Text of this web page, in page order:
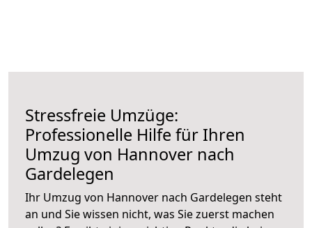
Stressfreie Umzüge:
Professionelle Hilfe für Ihren
Umzug von Hannover nach
Gardelegen
Ihr Umzug von Hannover nach Gardelegen steht
an und Sie wissen nicht, was Sie zuerst machen